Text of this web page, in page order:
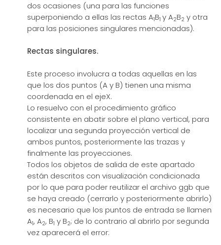
dos ocasiones (una para las funciones
superponiendo a ellas las rectas A1B1 y A2B2 y otra
para las posiciones singulares mencionadas).
Rectas singulares.
Este proceso involucra a todas aquellas en las
que los dos puntos (A y B) tienen una misma
coordenada en el ejeX.
Lo resuelvo con el procedimiento gráfico
consistente en abatir sobre el plano vertical, para
localizar una segunda proyección vertical de
ambos puntos, posteriormente las trazas y
finalmente las proyecciones.
Todos los objetos de salida de este apartado
están descritos con visualización condicionada
por lo que para poder reutilizar el archivo ggb que
se haya creado (cerrarlo y posteriormente abrirlo)
es necesario que los puntos de entrada se llamen
A1, A2, B1 y B2; de lo contrario al abrirlo por segunda
vez aparecerá el error: